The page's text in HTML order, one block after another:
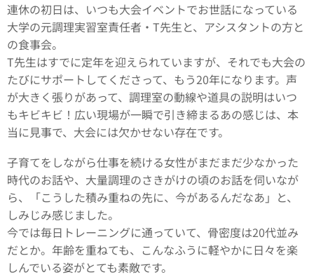
連休の初日は、いつも大会イベントでお世話になっている
大学の元調理実習室責任者・T先生と、アシスタントの方と
の食事会。
T先生はすでに定年を迎えられていますが、それでも大会の
たびにサポートしてくださって、もう20年になります。声
が大きく張りがあって、調理室の動線や道具の説明はいつ
もキビキビ！広い現場が一瞬で引き締まるあの感じは、本
当に見事で、大会には欠かせない存在です。
子育てをしながら仕事を続ける女性がまだまだ少なかった
時代のお話や、大量調理のさきがけの頃のお話を伺いなが
ら、「こうした積み重ねの先に、今があるんだなあ」と、
しみじみ感じました。
今では毎日トレーニングに通っていて、骨密度は20代並み
だとか。年齢を重ねても、こんなふうに軽やかに日々を楽
しんでいる姿がとても素敵です。